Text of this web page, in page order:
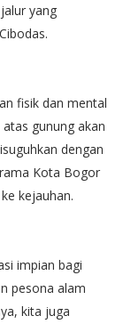
yang
fisik dan mental
gunung akan
dengan
Kota Bogor
kejauhan.
impian bagi
pesona alam
kita juga